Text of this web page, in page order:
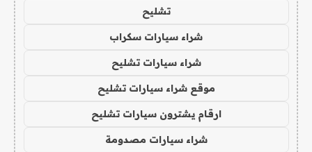
تشليح
شراء سيارات سكراب
شراء سيارات تشليح
موقع شراء سيارات تشليح
ارقام يشترون سيارات تشليح
شراء سيارات مصدومة